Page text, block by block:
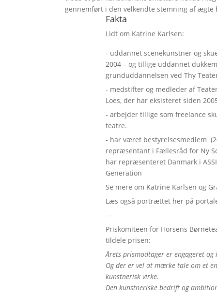
gennemført i den velkendte stemning af
Fakta
Lidt om Katrine Karlsen:
- uddannet scenekunstner og
2004 – og tillige uddannet
grunduddannelsen ved Thy
- medstifter og medleder af
Loes, der har eksisteret siden
- arbejder tillige som freelance
teatre.
- har været bestyrelsesmedlem
repræsentant i Fællesråd for Ny
har repræsenteret Danmark i
Generation
Se mere om Katrine Karlsen og
Læs også portrættet her på
---
Priskomiteen for Horsens
tildele prisen:
Årets prismodtager er engageret og
Og der er vel at mærke tale om et
kunstnerisk virke.
Den kunstneriske bedrift og